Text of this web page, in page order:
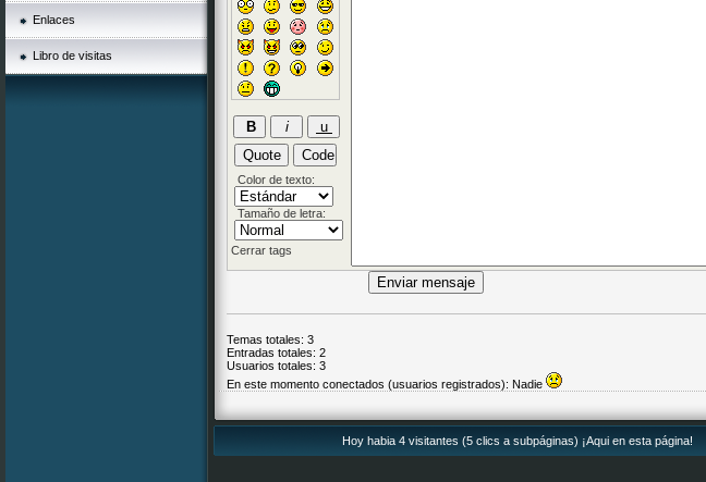
Enlaces
Libro de visitas
Color de texto:
Tamaño de letra:
Cerrar tags
Temas totales: 3
Entradas totales: 2
Usuarios totales: 3
En este momento conectados (usuarios registrados): Nadie
Hoy habia 4 visitantes (5 clics a subpáginas) ¡Aqui en esta página!